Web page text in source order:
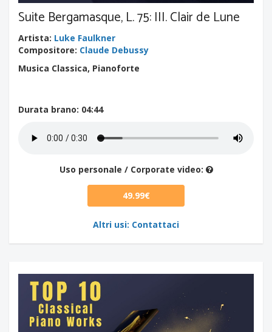
Suite Bergamasque, L. 75: III. Clair de Lune
Artista: Luke Faulkner
Compositore: Claude Debussy
Musica Classica, Pianoforte
Durata brano: 04:44
Uso personale / Corporate video:
49.99€
Altri usi: Contattaci